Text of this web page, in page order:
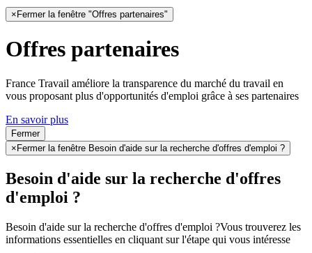
× Fermer la fenêtre "Offres partenaires"
Offres partenaires
France Travail améliore la transparence du marché du travail en
vous proposant plus d'opportunités d'emploi grâce à ses partenaires
En savoir plus
Fermer
× Fermer la fenêtre Besoin d'aide sur la recherche d'offres d'emploi ?
Besoin d'aide sur la recherche d'offres
d'emploi ?
Besoin d'aide sur la recherche d'offres d'emploi ?Vous trouverez les
informations essentielles en cliquant sur l'étape qui vous intéresse